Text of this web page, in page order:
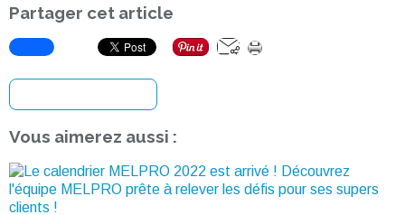
Partager cet article
Vous aimerez aussi :